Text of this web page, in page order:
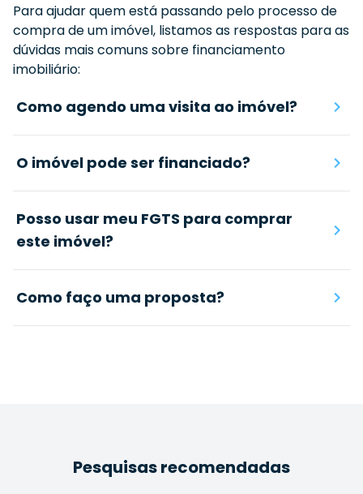
Para ajudar quem está passando pelo processo de
compra de um imóvel, listamos as respostas para as
dúvidas mais comuns sobre financiamento
imobiliário:
Como agendo uma visita ao imóvel?
O imóvel pode ser financiado?
Posso usar meu FGTS para comprar
este imóvel?
Como faço uma proposta?
Pesquisas recomendadas